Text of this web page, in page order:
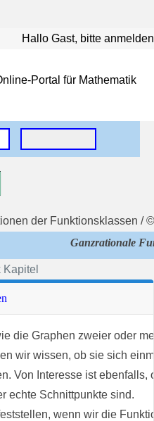
Hallo Gast, bitte anmelden
Ganzrationale
die Graphen zweier oder
wir wissen, ob sie sich
Von Interesse ist ebenfalls,
echte Schnittpunkte sind.
wenn wir die